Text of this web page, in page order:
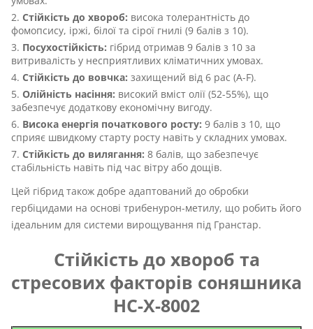
Стійкість до хвороб: висока толерантність до
фомопсису, іржі, білої та сірої гнилі (9 балів з 10).
Посухостійкість: гібрид отримав 9 балів з 10 за
витривалість у несприятливих кліматичних умовах.
Стійкість до вовчка: захищений від 6 рас (A-F).
Олійність насіння: високий вміст олії (52-55%), що
забезпечує додаткову економічну вигоду.
Висока енергія початкового росту: 9 балів з 10, що
сприяє швидкому старту росту навіть у складних умовах.
Стійкість до вилягання: 8 балів, що забезпечує
стабільність навіть під час вітру або дощів.
Цей гібрид також добре адаптований до обробки
гербіцидами на основі трибенурон-метилу, що робить його
ідеальним для системи вирощування під Гранстар.
Стійкість до хвороб та
стресових факторів соняшника
НС-Х-8002